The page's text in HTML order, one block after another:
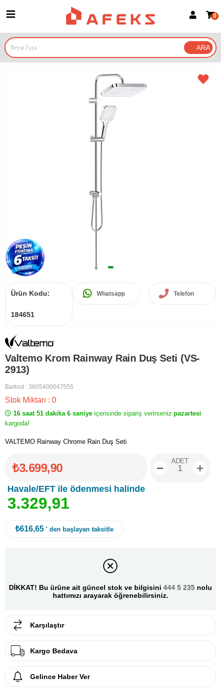
Google İle Bağlan
0
Ürün Kodu:
184651
Whatsapp Telefon
Valtemo Krom Rainway Rain Duş Seti (VS-
2913)
Barkod : 3605400047555
Stok Miktarı : 0
16 saat 51 dakika 6 saniye içerisinde sipariş verirseniz pazartesi
kargoda!
VALTEMO Rainway Chrome Rain Duş Seti
₺3.699,90
Havale/EFT ile ödenmesi halinde
3.329,91
ADET
₺616,65 ' den başlayan taksitle
DİKKAT! Bu ürüne ait güncel stok ve bilgisini 444 5 235 nolu
hattımızı arayarak öğrenebilirsiniz.
Karşılaştır
Kargo Bedava
Gelince Haber Ver